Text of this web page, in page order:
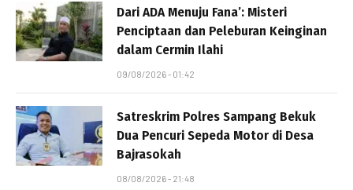
Dari ADA Menuju Fana’: Misteri
Penciptaan dan Peleburan Keinginan
dalam Cermin Ilahi
09/08/2026 - 01:42
Satreskrim Polres Sampang Bekuk
Dua Pencuri Sepeda Motor di Desa
Bajrasokah
08/08/2026 - 21:48